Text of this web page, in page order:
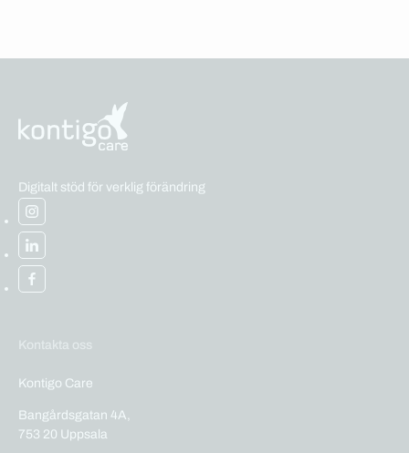
Digitalt stöd för verklig förändring
Kontakta oss
Kontigo Care
Bangårdsgatan 4A,
753 20 Uppsala